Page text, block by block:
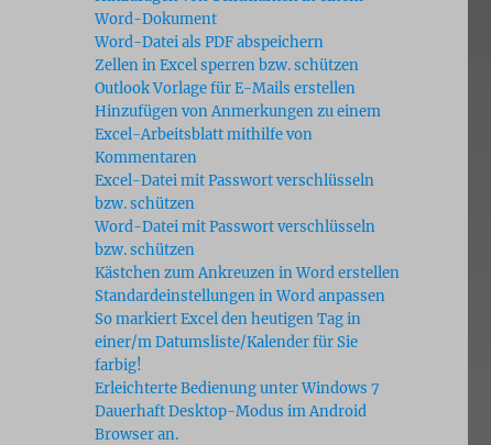
Word-Dokument
Word-Datei als PDF abspeichern
Zellen in Excel sperren bzw. schützen
Outlook Vorlage für E-Mails erstellen
Hinzufügen von Anmerkungen zu einem
Excel-Arbeitsblatt mithilfe von
Kommentaren
Excel-Datei mit Passwort verschlüsseln
bzw. schützen
Word-Datei mit Passwort verschlüsseln
bzw. schützen
Kästchen zum Ankreuzen in Word erstellen
Standardeinstellungen in Word anpassen
So markiert Excel den heutigen Tag in
einer/m Datumsliste/Kalender für Sie
farbig!
Erleichterte Bedienung unter Windows 7
Dauerhaft Desktop-Modus im Android
Browser an.